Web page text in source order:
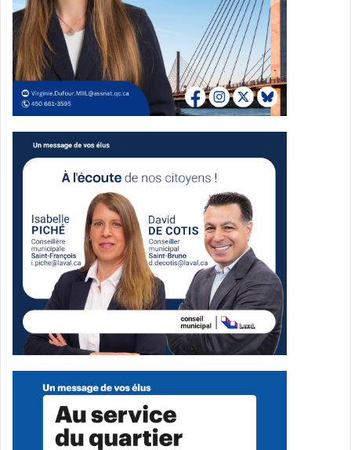
modale des déplacements à vélo a doublé depuis 2013 à
Laval. Plus de500 000 passages
à vélo y ont été
enregistrés sur 11 sites équipés de compteurs
permanents en 2024, soit une hausse de 18 % par rapport
à 2023. Le réseau de la
Route verte, qui compte plus de
37 km sur le territoire, demeure parmi les tronçons les
En 2025,
seront
aménagés, portant le total à350 km d’aménagements sur
l’ensemble de l’île. Par ailleurs,
11 km de liens existants
seront bonifiés. Tous ces efforts s’inscrivent dans le
directeur du réseau cyclableet laVision stratégique –
Laval 2035.
Subvention pour encourager
l’abonnement à BIXI
une subvention allant de
partie des frais d’un abonnement saisonnier à BIXI. Les
résidents lavallois âgés de plus de 14 ans peuvent en faire
la demande, à condition de ne pas avoir été abonnés à un